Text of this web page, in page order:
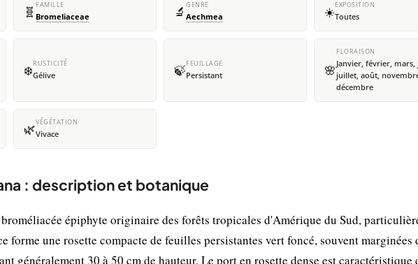
🧬 FAMILLE
Bromeliaceae 🔬 GENRE
Aechmea ☀️EXPOSITION
Toutes
❄️RUSTICITÉ
Gélive 🍃FEUILLAGE
Persistant 🌸
FLORAISON
Janvier, février, mars,
juillet, août,
décembre
🌿VÉGÉTATION
Vivace
: description et botanique
épiphyte originaire des forêts tropicales d'Amérique du Sud,
forme une rosette compacte de feuilles persistantes vert foncé, souvent marginées
généralement 30 à 50 cm de hauteur. Le port en rosette dense est caractéristique